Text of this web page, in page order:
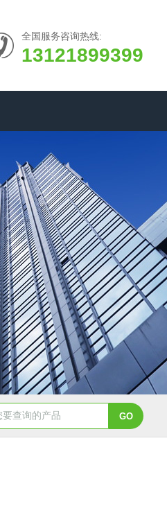
全国服务咨询热线:
13121899399
T32775农药分散性测定仪